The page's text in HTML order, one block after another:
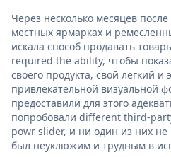
Через несколько месяцев
местных ярмарках и
искала способ продавать
required the ability, чтобы
своего продукта, свой легкий
привлекательной визуальной
предоставили для этого
попробовали different third-
powr slider, и ни один из них не
был неуклюжим и трудным в